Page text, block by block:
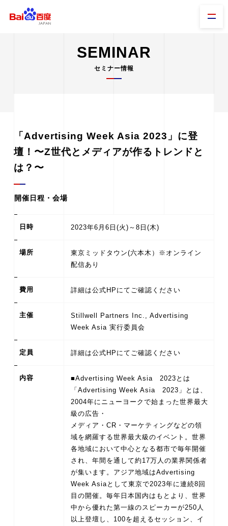
SEMINAR
セミナー情報
「Advertising Week Asia 2023」に登
壇！〜Z世代とメディアが作るトレンドと
は？〜
開催日程・会場
日時 2023年6月6日(火)～8日(木)
場所
東京ミッドタウン(六本木）※オンライン
配信あり
費用 詳細は公式HPにてご確認ください
主催
Stillwell Partners Inc., Advertising
Week Asia 実行委員会
定員 詳細は公式HPにてご確認ください
内容
■Advertising Week Asia 2023とは
「Advertising Week Asia 2023」とは、
2004年にニューヨークで始まった世界最大
級の広告・
メディア・CR・マーケティングなどの領
域を網羅する世界最大級のイベント。世界
各地域において中心となる都市で毎年開催
され、年間を通して約17万人の業界関係者
が集います。アジア地域はAdvertising
Week Asiaとして東京で2023年に連続8回
目の開催。毎年日本国内はもとより、世界
中から優れた第一線のスピーカーが250人
以上登壇し、100を超えるセッション、イ